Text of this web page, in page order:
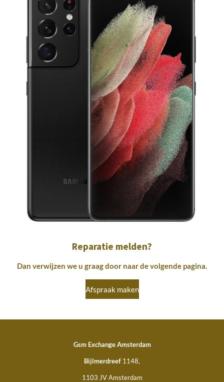
Reparatie melden?
Dan verwijzen we u graag door naar de volgende pagina.
Afspraak maken
Gsm Exchange Amsterdam
Bijlmerdreef 1148,
1103 JV Amsterdam